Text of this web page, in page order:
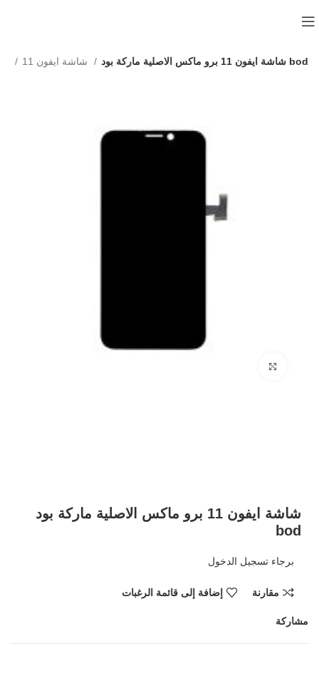
شاشة ايفون 11 برو ماكس الاصلية ماركة بود bod
شاشة ايفون 11 برو ماكس الاصلية ماركة بود
bod
برجاء تسجيل الدخول
مقارنة إضافة إلى قائمة الرغبات
مشاركة